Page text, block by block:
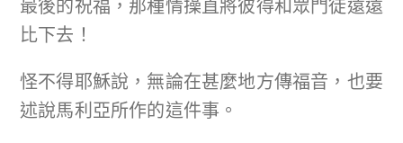
最後的祝福，那種情操直將彼得和眾門徒遠遠
比下去！
怪不得耶穌說，無論在甚麼地方傳福音，也要
述說馬利亞所作的這件事。